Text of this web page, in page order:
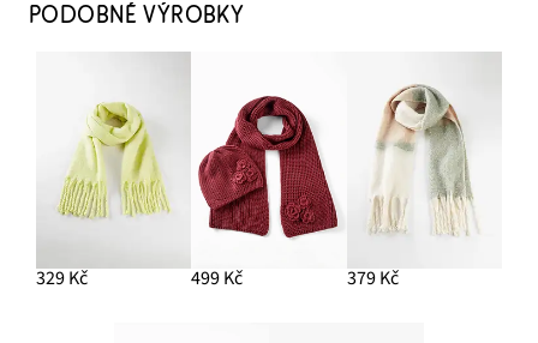
PODOBNÉ VÝROBKY
329 Kč 499 Kč 379 Kč